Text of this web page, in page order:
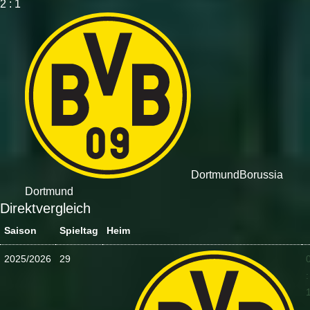
2 : 1
Dortmund Borussia
Dortmund
Direktvergleich
Saison Spieltag Heim
2025/2026 29
: